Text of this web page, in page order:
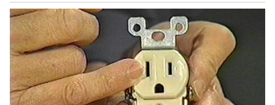
ಬಳಕೆದಾರರು RailOne ಸ್ವಲ್ಪ ವೇಗವಾಗಿರುತ್ತದೆ ಎಂದು
ಹೇಳುತ್ತಾರೆ. IRCTC ಇನ್ನೂ ಬಲವಾದ ಸ್ಥಿರತೆಯನ್ನು
ಹೊಂದಿದೆ.
5
6